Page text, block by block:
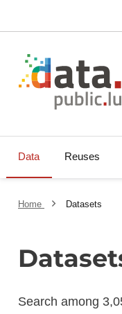
Data Reuses
Home Datasets
Search among